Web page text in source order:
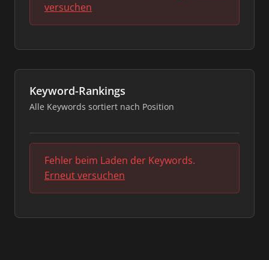
versuchen
Keyword-Rankings
Alle Keywords sortiert nach Position
Fehler beim Laden der Keywords.
Erneut versuchen